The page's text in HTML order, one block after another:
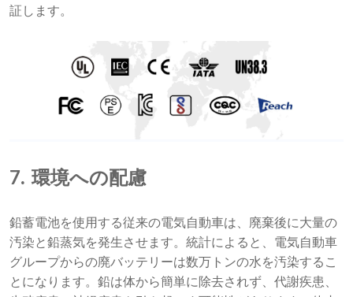
証します。
7. 環境への配慮
鉛蓄電池を使用する従来の電気自動車は、廃棄後に大量の
汚染と鉛蒸気を発生させます。統計によると、電気自動車
グループからの廃バッテリーは数万トンの水を汚染するこ
とになります。鉛は体から簡単に除去されず、代謝疾患、